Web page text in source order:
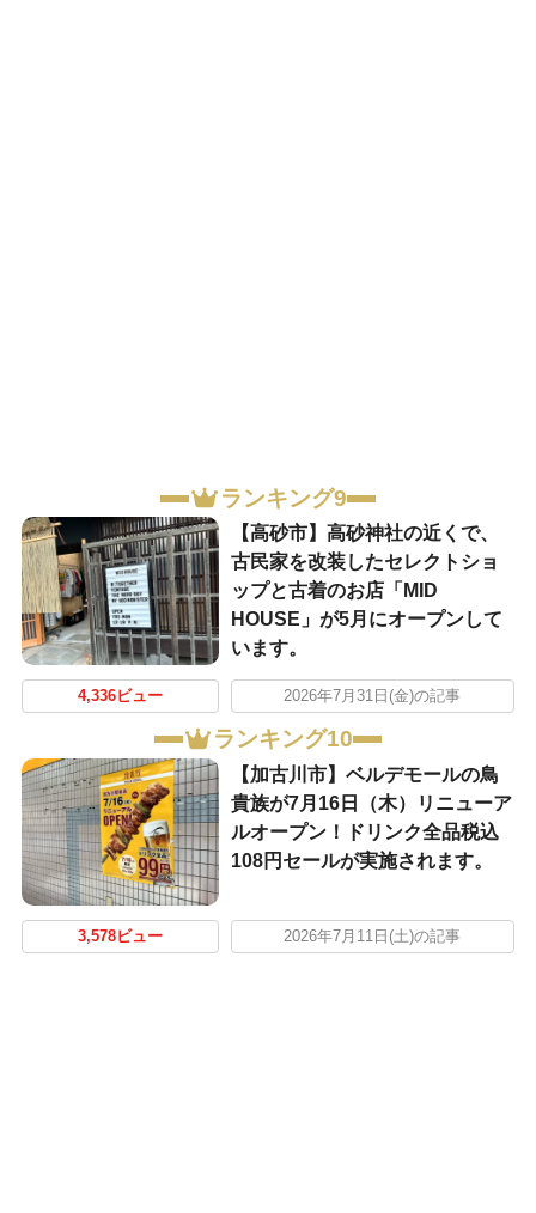
ランキング9
【高砂市】高砂神社の近くで、
古民家を改装したセレクトショ
ップと古着のお店「MID
HOUSE」が5月にオープンして
います。
4,336ビュー 2026年7月31日(金)の記事
ランキング10
【加古川市】ベルデモールの鳥
貴族が7月16日（木）リニューア
ルオープン！ドリンク全品税込
108円セールが実施されます。
3,578ビュー 2026年7月11日(土)の記事